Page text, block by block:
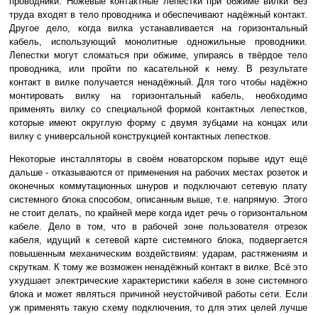
труда входят в тело проводника и обеспечивают надёжный контакт.
Другое дело, когда вилка устанавливается на горизонтальный
кабель, использующий монолитные одножильные проводники.
Лепестки могут сломаться при обжиме, упираясь в твёрдое тело
проводника, или пройти по касательной к нему. В результате
контакт в вилке получается ненадёжный. Для того чтобы надёжно
монтировать вилку на горизонтальный кабель, необходимо
применять вилку со специальной формой контактных лепестков,
которые имеют округлую форму с двумя зубцами на концах или
вилку с универсальной конструкцией контактных лепестков.
Некоторые инсталляторы в своём новаторском порыве идут ещё
дальше - отказываются от применения на рабочих местах розеток и
оконечных коммутационных шнуров и подключают сетевую плату
системного блока способом, описанным выше, т.е. напрямую. Этого
не стоит делать, по крайней мере когда идет речь о горизонтальном
кабеле. Дело в том, что в рабочей зоне пользователя отрезок
кабеля, идущий к сетевой карте системного блока, подвергается
повышенным механическим воздействиям: ударам, растяжениям и
скруткам. К тому же возможен ненадёжный контакт в вилке. Всё это
ухудшает электрические характеристики кабеля в зоне системного
блока и может являться причиной неустойчивой работы сети. Если
уж применять такую схему подключения, то для этих целей лучше